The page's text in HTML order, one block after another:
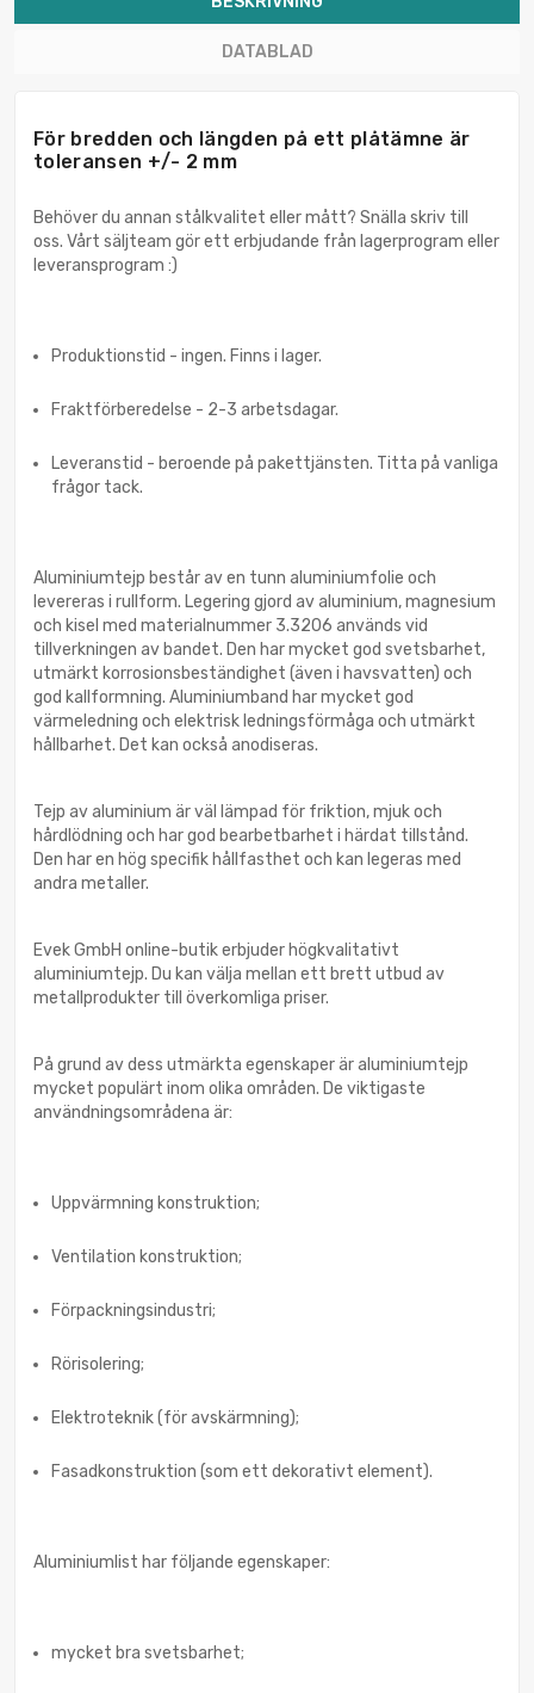
DATABLAD
För bredden och längden på ett plåtämne är
toleransen +/- 2 mm
Behöver du annan stålkvalitet eller mått? Snälla skriv till
oss. Vårt säljteam gör ett erbjudande från lagerprogram eller
leveransprogram :)
Produktionstid - ingen. Finns i lager.
Fraktförberedelse - 2-3 arbetsdagar.
Leveranstid - beroende på pakettjänsten. Titta på vanliga
frågor tack.
Aluminiumtejp består av en tunn aluminiumfolie och
levereras i rullform. Legering gjord av aluminium, magnesium
och kisel med materialnummer 3.3206 används vid
tillverkningen av bandet. Den har mycket god svetsbarhet,
utmärkt korrosionsbeständighet (även i havsvatten) och
god kallformning. Aluminiumband har mycket god
värmeledning och elektrisk ledningsförmåga och utmärkt
hållbarhet. Det kan också anodiseras.
Tejp av aluminium är väl lämpad för friktion, mjuk och
hårdlödning och har god bearbetbarhet i härdat tillstånd.
Den har en hög specifik hållfasthet och kan legeras med
andra metaller.
Evek GmbH online-butik erbjuder högkvalitativt
aluminiumtejp. Du kan välja mellan ett brett utbud av
metallprodukter till överkomliga priser.
På grund av dess utmärkta egenskaper är aluminiumtejp
mycket populärt inom olika områden. De viktigaste
användningsområdena är:
Uppvärmning konstruktion;
Ventilation konstruktion;
Förpackningsindustri;
Rörisolering;
Elektroteknik (för avskärmning);
Fasadkonstruktion (som ett dekorativt element).
Aluminiumlist har följande egenskaper:
mycket bra svetsbarhet;